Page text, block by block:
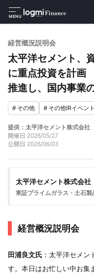
MENU
経営概況説明会
太平洋セメント、
に重点投資を計画
推進し、国内事業
# その他 # その他IRイベント
提供：太平洋セメント株式会社
開催日 2026/05/27
公開日 2026/06/03
太平洋セメント株式会社
東証プライムガラス・土石製
経営概況説明会
田浦良文氏 ：太平洋セメ
す。本日はお忙しい中お集